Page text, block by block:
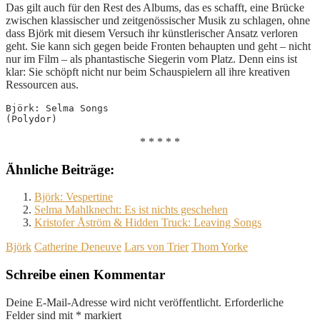
Das gilt auch für den Rest des Albums, das es schafft, eine Brücke
zwischen klassischer und zeitgenössischer Musik zu schlagen, ohne
dass Björk mit diesem Versuch ihr künstlerischer Ansatz verloren
geht. Sie kann sich gegen beide Fronten behaupten und geht – nicht
nur im Film – als phantastische Siegerin vom Platz. Denn eins ist
klar: Sie schöpft nicht nur beim Schauspielern all ihre kreativen
Ressourcen aus.
Björk: Selma Songs
(Polydor)
* * * * *
Ähnliche Beiträge:
Björk: Vespertine
Selma Mahlknecht: Es ist nichts geschehen
Kristofer Åström & Hidden Truck: Leaving Songs
Björk Catherine Deneuve Lars von Trier Thom Yorke
Schreibe einen Kommentar
Deine E-Mail-Adresse wird nicht veröffentlicht. Erforderliche
Felder sind mit * markiert